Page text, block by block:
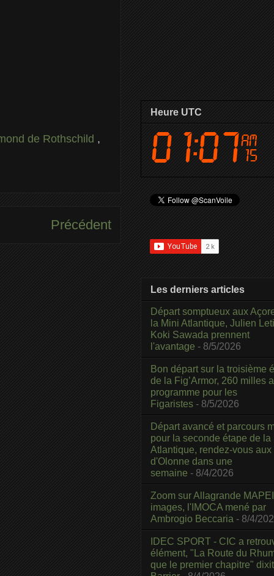
de Rothschild ,
Précédent
Heure UTC
Les derniers articles
Départ somptueux aux
la Mini Atlantique, Julien
Koki Sawada prennent
l'avantage - 8/5/2026
Bon départ sur la troisième
de la Fig’Armor, 260 milles
programme pour les
Figaristes - 8/5/2026
Départ avancé et parcours
pour la seconde étape de la
Atlantique, rendez-vous
d'Olonne dans une
semaine - 8/4/2026
Zoom sur Allagrande
images, l'IMOCA mené par
Ambrogio Beccaria - 8/4/
IDEC SPORT - CIC a
élément, "La Route du
que le premier chapitre"